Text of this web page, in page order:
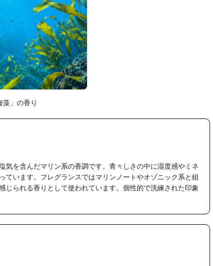
藻」の香り
を含んだマリン系の香調です。青々しさの中に湿度感やミネ
います。フレグランスではマリンノートやオゾニック系と組
られる香りとして使われています。個性的で洗練された印象